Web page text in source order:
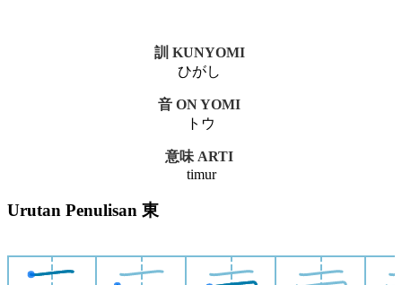
訓 KUNYOMI
ひがし
音 ON YOMI
トウ
意味 ARTI
timur
Urutan Penulisan 東